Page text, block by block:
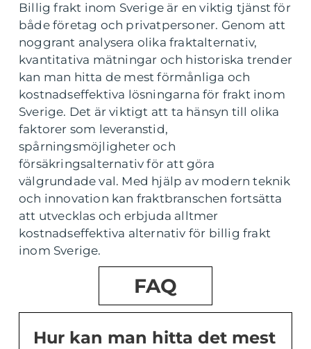
Billig frakt inom Sverige är en viktig tjänst för
både företag och privatpersoner. Genom att
noggrant analysera olika fraktalternativ,
kvantitativa mätningar och historiska trender
kan man hitta de mest förmånliga och
kostnadseffektiva lösningarna för frakt inom
Sverige. Det är viktigt att ta hänsyn till olika
faktorer som leveranstid,
spårningsmöjligheter och
försäkringsalternativ för att göra
välgrundade val. Med hjälp av modern teknik
och innovation kan fraktbranschen fortsätta
att utvecklas och erbjuda alltmer
kostnadseffektiva alternativ för billig frakt
inom Sverige.
FAQ
Hur kan man hitta det mest